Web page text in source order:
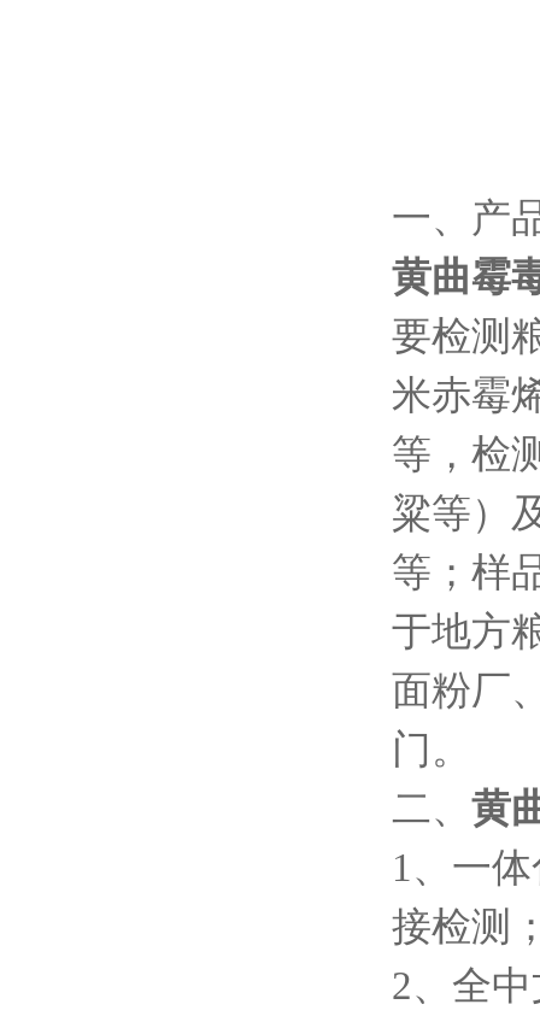
一、产
黄曲霉
要检测
米赤霉
等，检
粱等）
等；样
于地方
面粉厂
门。
二、 黄
1、一
接检测
2、全